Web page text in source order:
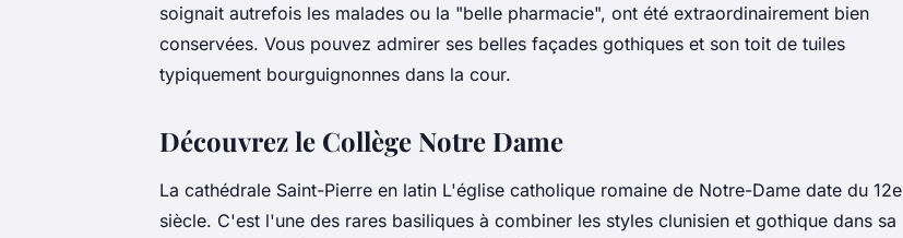
soignait autrefois les malades ou la "belle pharmacie", ont été extraordinairement bien
conservées. Vous pouvez admirer ses belles façades gothiques et son toit de tuiles
typiquement bourguignonnes dans la cour.
Découvrez le Collège Notre Dame
La cathédrale Saint-Pierre en latin L'église catholique romaine de Notre-Dame date du 12e
siècle. C'est l'une des rares basiliques à combiner les styles clunisien et gothique dans sa